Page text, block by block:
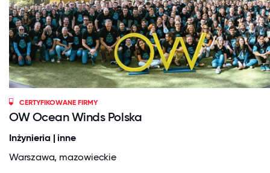
CERTYFIKOWANE FIRMY
OW Ocean Winds Polska
Inżynieria | inne
Warszawa, mazowieckie